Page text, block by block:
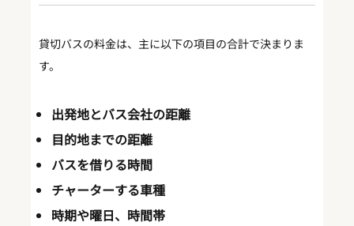
貸切バスの料金は、主に以下の項目の合計で決まりま
す。
出発地とバス会社の距離
目的地までの距離
バスを借りる時間
チャーターする車種
時期や曜日、時間帯